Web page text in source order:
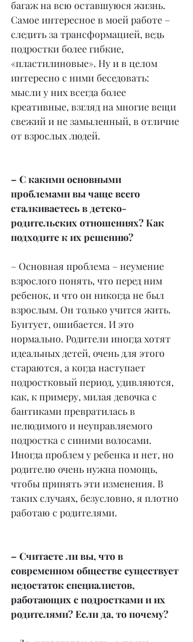
багаж на всю оставшуюся жизнь.
Самое интересное в моей работе –
следить за трансформацией, ведь
подростки более гибкие,
«пластилиновые». Ну и в целом
интересно с ними беседовать:
мысли у них всегда более
креативные, взгляд на многие вещи
свежий и не замыленный, в отличие
от взрослых людей.
– С какими основными
проблемами вы чаще всего
сталкиваетесь в детско-
родительских отношениях? Как
подходите к их решению?
– Основная проблема – неумение
взрослого понять, что перед ним
ребенок, и что он никогда не был
взрослым. Он только учится жить.
Бунтует, ошибается. И это
нормально. Родители иногда хотят
идеальных детей, очень для этого
стараются, а когда наступает
подростковый период, удивляются,
как, к примеру, милая девочка с
бантиками превратилась в
нелюдимого и неуправляемого
подростка с синими волосами.
Иногда проблем у ребенка и нет, но
родителю очень нужна помощь,
чтобы принять эти изменения. В
таких случаях, безусловно, я плотно
работаю с родителями.
– Считаете ли вы, что в
современном обществе существует
недостаток специалистов,
работающих с подростками и их
родителями? Если да, то почему?